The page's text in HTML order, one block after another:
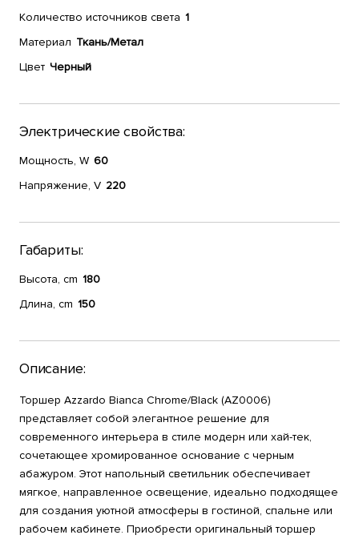
Количество источников света 1
Материал Ткань/Метал
Цвет Черный
Электрические свойства:
Мощность, W 60
Напряжение, V 220
Габариты:
Высота, cm 180
Длина, cm 150
Описание:
Торшер Azzardo Bianca Chrome/Black (AZ0006)
представляет собой элегантное решение для
современного интерьера в стиле модерн или хай-тек,
сочетающее хромированное основание с черным
абажуром. Этот напольный светильник обеспечивает
мягкое, направленное освещение, идеально подходящее
для создания уютной атмосферы в гостиной, спальне или
рабочем кабинете. Приобрести оригинальный торшер